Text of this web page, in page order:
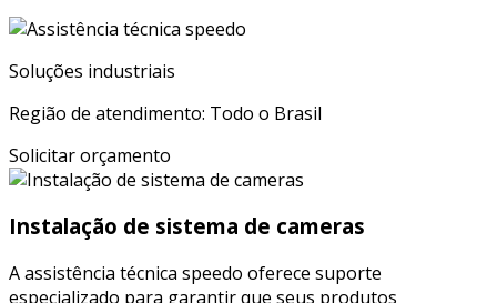
Soluções industriais
Região de atendimento: Todo o Brasil
Solicitar orçamento
Instalação de sistema de cameras
A assistência técnica speedo oferece suporte
especializado para garantir que seus produtos